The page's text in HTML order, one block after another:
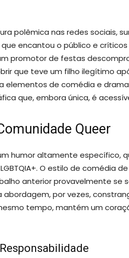
polêmica nas redes sociais,
que encantou o público e críticos
promotor de festas
que teve um filho ilegítimo
elementos de comédia e
que, embora única, é
Queer
humor altamente específico,
O estilo de comédia
anterior provavelmente se
por vezes,
tempo, mantém um